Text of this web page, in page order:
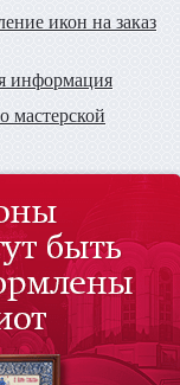
икон на заказ
информация
мастерской